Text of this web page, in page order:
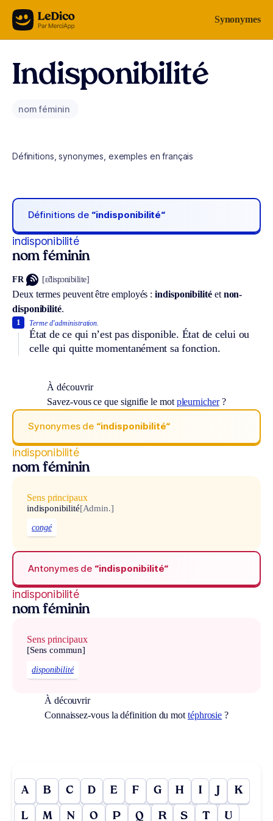
Aller au contenu Synonymes
Indisponibilité
nom féminin
Définitions, synonymes, exemples en français
Définitions de “indisponibilité“
indisponibilité
nom féminin
FR [ɛ̃dispɔnibilite]
Deux termes peuvent être employés :indisponibilitéet non-
disponibilité.
Terme d’administration.
État de ce qui n’est pas disponible. État de celui ou
celle qui quitte momentanément sa fonction.
1
À découvrir
Savez-vous ce que signifie le mot pleurnicher?
Synonymes de “indisponibilité“
indisponibilité
nom féminin
Sens principaux
indisponibilité[Admin.]
congé
Antonymes de “indisponibilité“
indisponibilité
nom féminin
Sens principaux
[Sens commun]
disponibilité
À découvrir
Connaissez-vous la définition du mot téphrosie ?
A B C D E F G H I J K
L M N O P Q R S T U